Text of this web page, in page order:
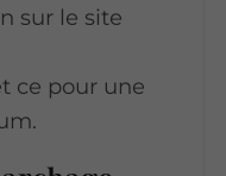
sur le site
ce pour une